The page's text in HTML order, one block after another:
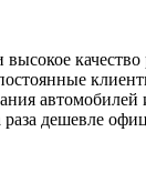
качество
автомобилей
дешевле